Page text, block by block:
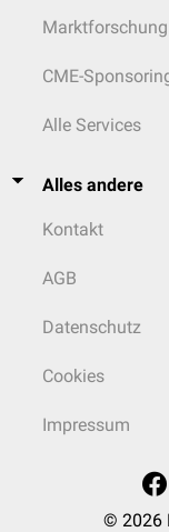
Marktforschung
CME-
Alle Services
Alles andere
Kontakt
AGB
Datenschutz
Cookies
Impressum
© 2026